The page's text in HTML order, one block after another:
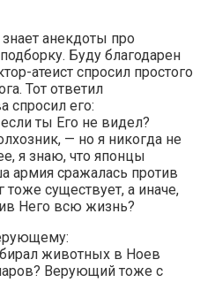
анекдоты про
Буду благодарен
атеист спросил простого
Тот ответил
спросил его:
ты Его не видел?
— но я никогда не
я знаю, что японцы
армия сражалась против
существует, а иначе,
Него всю жизнь?
животных в Ноев
Верующий тоже с